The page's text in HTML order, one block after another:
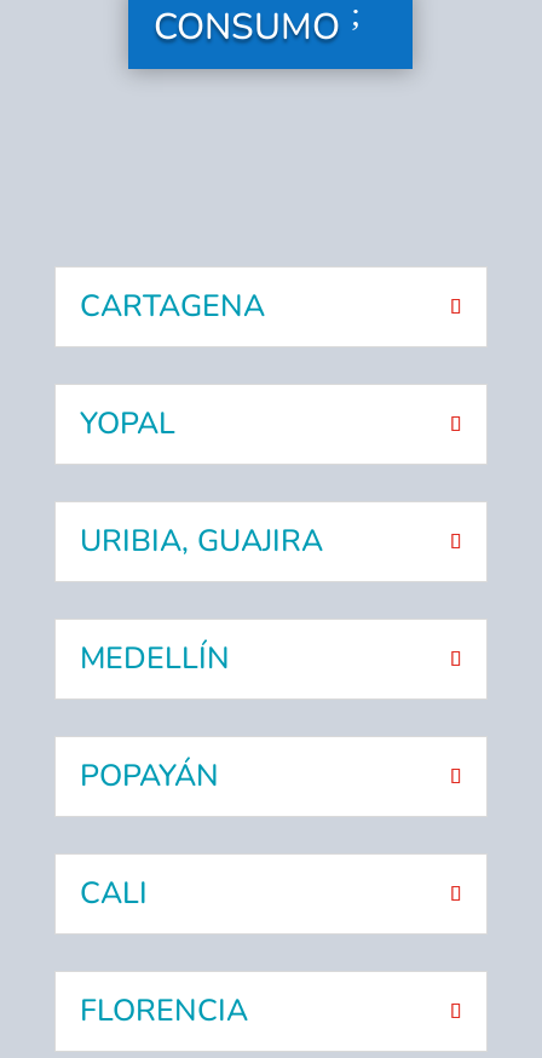
CONSUMO
CARTAGENA
YOPAL
URIBIA, GUAJIRA
MEDELLÍN
POPAYÁN
CALI
FLORENCIA